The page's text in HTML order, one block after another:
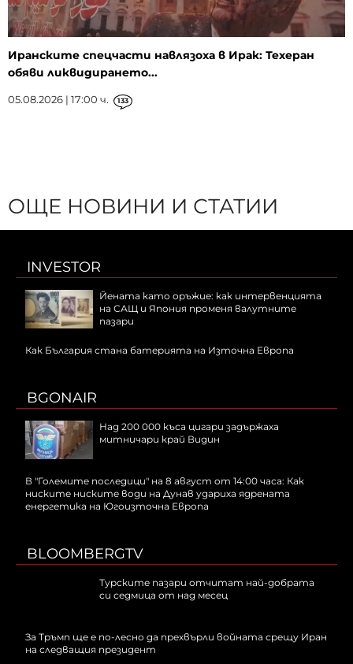
Иранските спецчасти навлязоха в Ирак: Техеран
обяви ликвидирането...
05.08.2026 | 17:00 ч. 133
ОЩЕ НОВИНИ И СТАТИИ
INVESTOR
Йената като оръжие: как интервенцията
на САЩ и Япония променя валутните
пазари
Как България стана батерията на Източна Европа
BGONAIR
Над 200 000 къса цигари задържаха
митничари край Видин
В "Големите последици" на 8 август от 14:00 часа: Как
ниските ниските води на Дунав удариха ядрената
енергетика на Югоизточна Европа
BLOOMBERGTV
Турските пазари отчитат най-добрата
си седмица от над месец
За Тръмп ще е по-лесно да прехвърли войната срещу Иран
на следващия президент